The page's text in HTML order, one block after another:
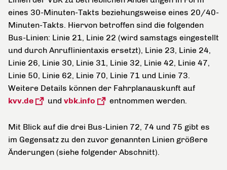
eines 30-Minuten-Takts beziehungsweise eines 20/40-
Minuten-Takts. Hiervon betroffen sind die folgenden
Bus-Linien: Linie 21, Linie 22 (wird samstags eingestellt
und durch Anruflinientaxis ersetzt), Linie 23, Linie 24,
Linie 26, Linie 30, Linie 31, Linie 32, Linie 42, Linie 47,
Linie 50, Linie 62, Linie 70, Linie 71 und Linie 73.
Weitere Details können der Fahrplanauskunft auf
kvv.de
und vbk.info entnommen werden.
Mit Blick auf die drei Bus-Linien 72, 74 und 75 gibt es
im Gegensatz zu den zuvor genannten Linien größere
Änderungen (siehe folgender Abschnitt).